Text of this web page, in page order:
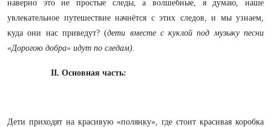
наверно это не простые следы, а волшебные, я думаю, наше
увлекательное путешествие начнётся с этих следов, и мы узнаем,
куда они нас приведут? (дети вместе с куклой под музыку песни
«Дорогою добра» идут по следам).
II. Основная часть:
Дети приходят на красивую «полянку», где стоит красивая коробка